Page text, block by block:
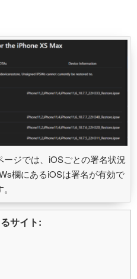
ジでは、iOSごとの署名状況
欄にあるiOSは署名が有効で
サイト: